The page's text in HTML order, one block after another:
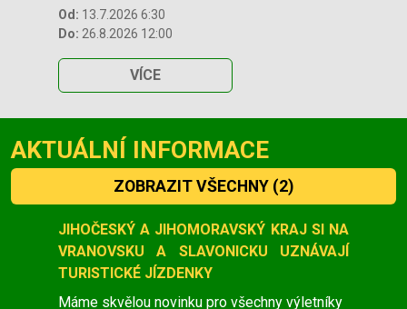
Od: 13.7.2026 6:30
Do: 26.8.2026 12:00
VÍCE
AKTUÁLNÍ INFORMACE
ZOBRAZIT VŠECHNY (2)
Slide 1 of 2
JIHOČESKÝ A JIHOMORAVSKÝ KRAJ SI NA
VRANOVSKU A SLAVONICKU UZNÁVAJÍ
TURISTICKÉ JÍZDENKY
Máme skvělou novinku pro všechny výletníky